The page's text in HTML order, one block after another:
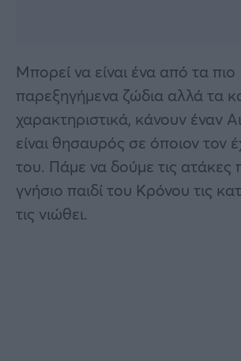
Μπορεί να είναι ένα από τα πιο
παρεξηγήμενα ζώδια αλλά τα
χαρακτηριστικά, κάνουν έναν
είναι θησαυρός σε όποιον τον
του. Πάμε να δούμε τις ατάκες
γνήσιο παιδί του Κρόνου τις
τις νιώθει.